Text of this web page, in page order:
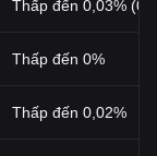
Thấp đến 0,03%
Thấp đến 0%
Thấp đến 0,02%